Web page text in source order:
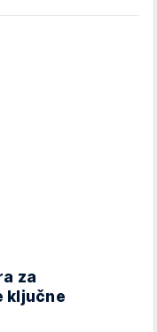
za
ključne